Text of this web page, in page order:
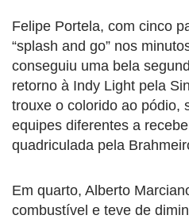
Felipe Portela, com cinco
“splash and go” nos
conseguiu uma bela
retorno à Indy Light pela
trouxe o colorido ao pódio,
equipes diferentes a
quadriculada pela
Em quarto, Alberto
combustível e teve de